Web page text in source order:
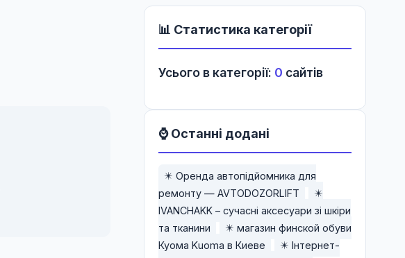
📊 Статистика категорії
Усього в категорії: 0 сайтів
⌚ Останні додані
✴️ Оренда автопідйомника для
ремонту — AVTODOZORLIFT
✴️
IVANCHAKK – сучасні аксесуари зі шкіри
та тканини
✴️ магазин финской обуви
Куома Kuoma в Киеве
✴️ Інтернет-